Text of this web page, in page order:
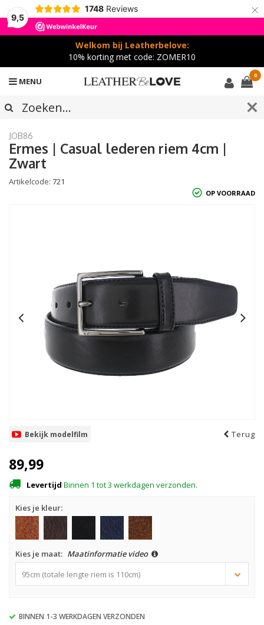
9,5
1748 Reviews ×
Welkom bij Leatherbelove:
10% korting met code: ZOMER10
MENU
0
JOB86
Ermes | Casual lederen riem 4cm |
Zwart
Artikelcode: 721
OP VOORRAAD
Bekijk modelfilm Terug
89,99
Levertijd Binnen 1 tot 3 werkdagen verzonden.
Kies je kleur:
Kies je maat: Maatinformatie video
95cm (totale lengte riem is 110cm)
BINNEN 1-3 WERKDAGEN VERZONDEN